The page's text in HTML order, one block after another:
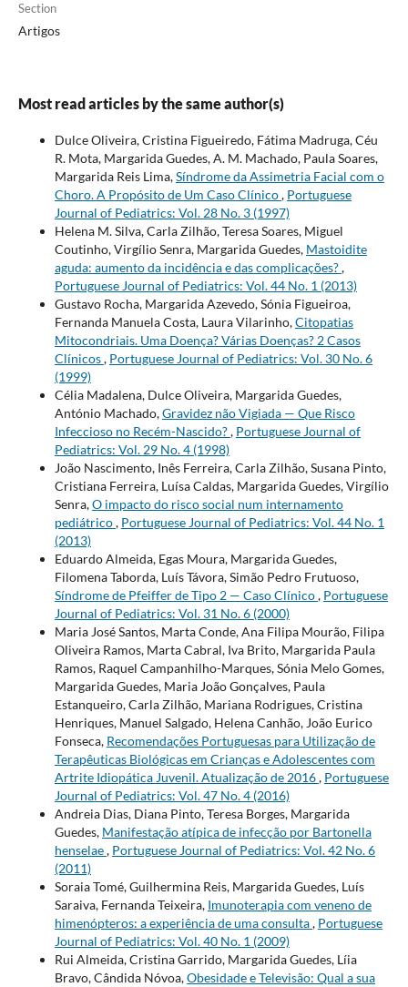
Section
Artigos
Most read articles by the same author(s)
Dulce Oliveira, Cristina Figueiredo, Fátima Madruga, Céu
R. Mota, Margarida Guedes, A. M. Machado, Paula Soares,
Margarida Reis Lima,Síndrome da Assimetria Facial com o
Choro. A Propósito de Um Caso Clínico, Portuguese
Journal of Pediatrics: Vol. 28 No. 3 (1997)
Helena M. Silva, Carla Zilhão, Teresa Soares, Miguel
Coutinho, Virgílio Senra, Margarida Guedes, Mastoidite
aguda: aumento da incidência e das complicações?,
Portuguese Journal of Pediatrics: Vol. 44 No. 1 (2013)
Gustavo Rocha, Margarida Azevedo, Sónia Figueiroa,
Fernanda Manuela Costa, Laura Vilarinho,Citopatias
Mitocondriais. Uma Doença? Várias Doenças? 2 Casos
Clínicos, Portuguese Journal of Pediatrics: Vol. 30 No. 6
(1999)
Célia Madalena, Dulce Oliveira, Margarida Guedes,
António Machado,Gravidez não Vigiada — Que Risco
Infeccioso no Recém-Nascido?, Portuguese Journal of
Pediatrics: Vol. 29 No. 4 (1998)
João Nascimento, Inês Ferreira, Carla Zilhão, Susana Pinto,
Cristiana Ferreira, Luísa Caldas, Margarida Guedes, Virgílio
Senra,O impacto do risco social num internamento
pediátrico, Portuguese Journal of Pediatrics: Vol. 44 No. 1
(2013)
Eduardo Almeida, Egas Moura, Margarida Guedes,
Filomena Taborda, Luís Távora, Simão Pedro Frutuoso,
Síndrome de Pfeiffer de Tipo 2 — Caso Clínico, Portuguese
Journal of Pediatrics: Vol. 31 No. 6 (2000)
Maria José Santos, Marta Conde, Ana Filipa Mourão, Filipa
Oliveira Ramos, Marta Cabral, Iva Brito, Margarida Paula
Ramos, Raquel Campanhilho-Marques, Sónia Melo Gomes,
Margarida Guedes, Maria João Gonçalves, Paula
Estanqueiro, Carla Zilhão, Mariana Rodrigues, Cristina
Henriques, Manuel Salgado, Helena Canhão, João Eurico
Fonseca, Recomendações Portuguesas para Utilização de
Terapêuticas Biológicas em Crianças e Adolescentes com
Artrite Idiopática Juvenil. Atualização de 2016, Portuguese
Journal of Pediatrics: Vol. 47 No. 4 (2016)
Andreia Dias, Diana Pinto, Teresa Borges, Margarida
Guedes, Manifestação atípica de infecção por Bartonella
henselae, Portuguese Journal of Pediatrics: Vol. 42 No. 6
(2011)
Soraia Tomé, Guilhermina Reis, Margarida Guedes, Luís
Saraiva, Fernanda Teixeira, Imunoterapia com veneno de
himenópteros: a experiência de uma consulta, Portuguese
Journal of Pediatrics: Vol. 40 No. 1 (2009)
Rui Almeida, Cristina Garrido, Margarida Guedes, Líia
Bravo, Cândida Nóvoa,Obesidade e Televisão: Qual a sua